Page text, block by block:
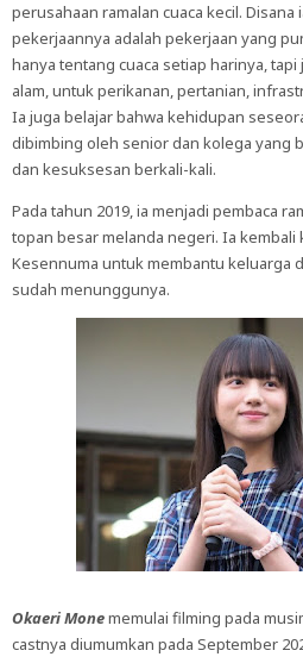
perusahaan ramalan cuaca kecil. Disana
pekerjaannya adalah pekerjaan yang
hanya tentang cuaca setiap harinya,
alam, untuk perikanan, pertanian,
Ia juga belajar bahwa kehidupan
dibimbing oleh senior dan kolega yang
dan kesuksesan berkali-kali.
Pada tahun 2019, ia menjadi pembaca
topan besar melanda negeri. Ia kembali
Kesennuma untuk membantu keluarga
sudah menunggunya.
Okaeri Monememulai filming pada
castnya diumumkan pada September